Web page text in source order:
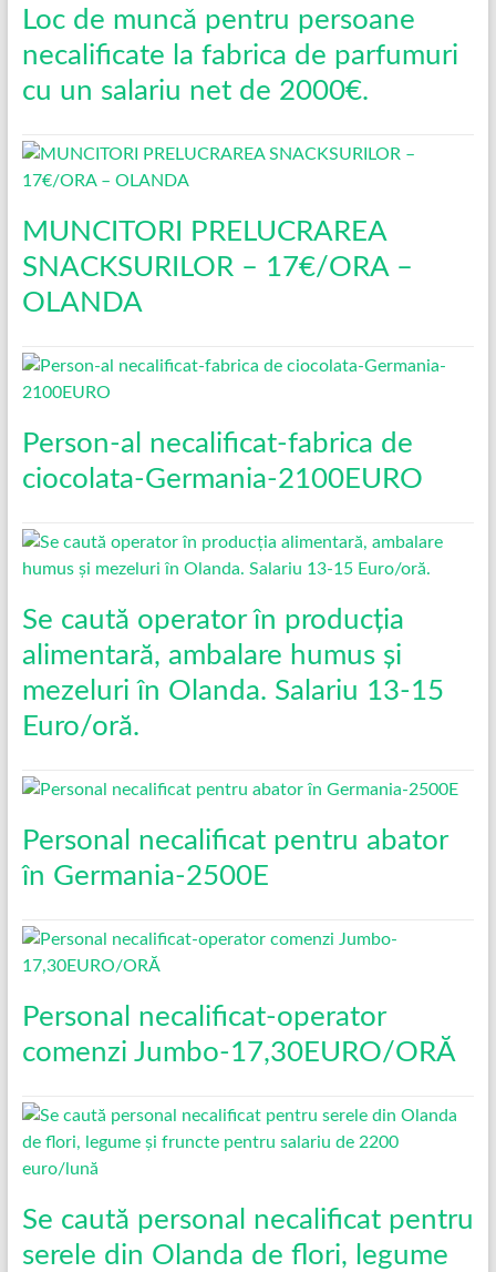
Loc de muncǎ pentru persoane
necalificate la fabrica de parfumuri
cu un salariu net de 2000€.
MUNCITORI PRELUCRAREA
SNACKSURILOR – 17€/ORA –
OLANDA
Person-al necalificat-fabrica de
ciocolata-Germania-2100EURO
Se caută operator în producția
alimentară, ambalare humus și
mezeluri în Olanda. Salariu 13-15
Euro/oră.
Personal necalificat pentru abator
în Germania-2500E
Personal necalificat-operator
comenzi Jumbo-17,30EURO/ORĂ
Se caută personal necalificat pentru
serele din Olanda de flori, legume